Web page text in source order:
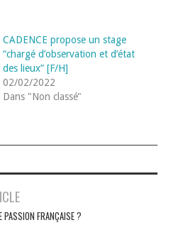
CADENCE propose un stage
“chargé d’observation et d’état
des lieux” [F/H]
02/02/2022
Dans "Non classé"
PASSION FRANÇAISE ?